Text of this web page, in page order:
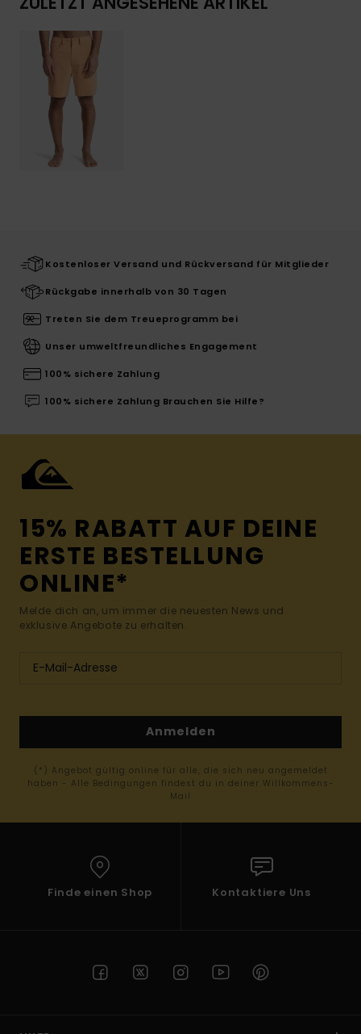
Kostenloser Versand und Rückversand für Mitglieder
Rückgabe innerhalb von 30 Tagen
Treten Sie dem Treueprogramm bei
Unser umweltfreundliches Engagement
100% sichere Zahlung
100% sichere Zahlung Brauchen Sie Hilfe?
15% RABATT AUF DEINE
ERSTE BESTELLUNG
ONLINE*
Melde dich an, um immer die neuesten News und
exklusive Angebote zu erhalten.
Anmelden
(*) Angebot gültig online für alle, die sich neu angemeldet
haben - Alle Bedingungen findest du in deiner Willkommens-
Mail
Finde einen Shop Kontaktiere Uns